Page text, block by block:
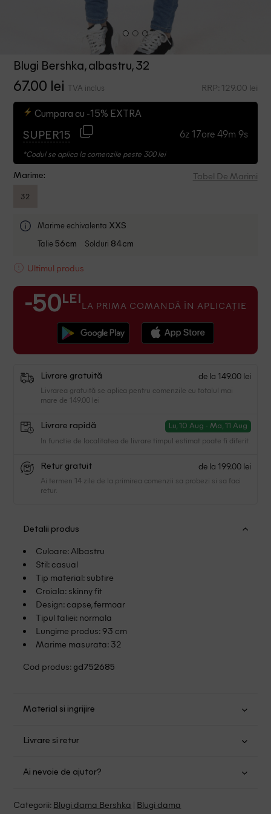
Blugi Bershka, albastru, 32
67.00 lei TVA inclus RRP: 129.00 lei
Cumpara cu -15% EXTRA
SUPER15 6z 17ore 49m 9s
*Codul se aplica la comenzile peste 300 lei
Marime: Tabel De Marimi
32
Marime echivalenta XXS
Talie 56cm Solduri 84cm
Ultimul produs
-50 LEI LA PRIMA COMANDĂ ÎN APLICAȚIE
Livrare gratuită de la 149.00 lei
Livrarea gratuită se aplica pentru comenzile cu totalul mai
mare de 149.00 lei
Livrare rapidă Lu, 10 Aug - Ma, 11 Aug
In functie de localitatea de livrare timpul estimat poate fi diferit.
Retur gratuit de la 199.00 lei
Ai termen 14 zile de la primirea comenzii sa probezi si sa faci
retur.
Detalii produs
Culoare: Albastru
Stil: casual
Tip material: subtire
Croiala: skinny fit
Design: capse, fermoar
Tipul taliei: normala
Lungime produs: 93 cm
Marime masurata: 32
Cod produs: gd752685
Material si ingrijire
Nu folositi inalbitor
Nu uscati in uscator
Fara curatare chimica
Livrare si retur
mare de 149.00 lei.
Ai nevoie de ajutor?
Categorii: Blugi dama Bershka | Blugi dama